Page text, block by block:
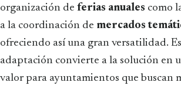
organización de ferias anuales como
a la coordinación de mercados
ofreciendo así una gran versatilidad.
adaptación convierte a la solución en
valor para ayuntamientos que buscan